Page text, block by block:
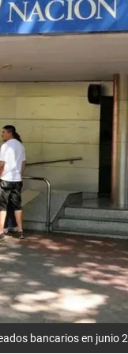
bancarios en junio